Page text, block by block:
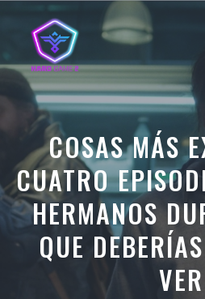
contenido
COSAS MÁS
CUATRO
HERMANOS
QUE
VER